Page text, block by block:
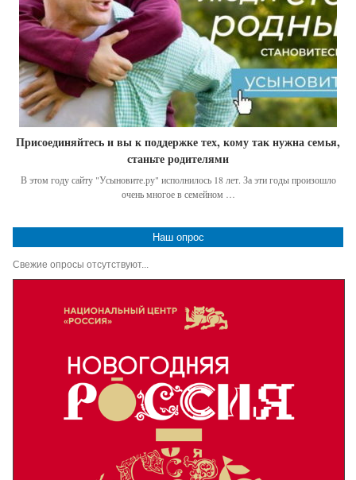
Присоединяйтесь и вы к поддержке тех, кому так нужна семья,
станьте родителями
В этом году сайту "Усыновите.ру" исполнилось 18 лет. За эти годы произошло
очень многое в семейном …
Наш опрос
Свежие опросы отсутствуют...